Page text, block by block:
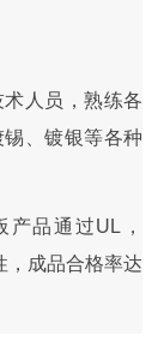
人员，熟练各
、镀银等各种
品通过UL，
，成品合格率达